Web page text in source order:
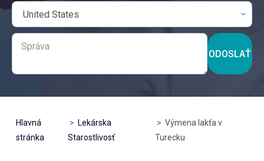
ODOSLAŤ
Hlavná
stránka
Lekárska
Starostlivosť
Výmena lakťa v
Turecku